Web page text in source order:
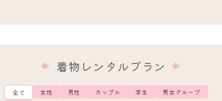
着物レンタルプラン
全て 女性 男性 カップル 学生
男女グループ